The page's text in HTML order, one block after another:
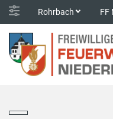
Rohrbach FF